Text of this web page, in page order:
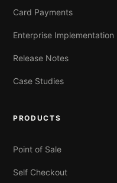
Card Payments
Enterprise Implementation
Release Notes
Case Studies
PRODUCTS
Point of Sale
Self Checkout